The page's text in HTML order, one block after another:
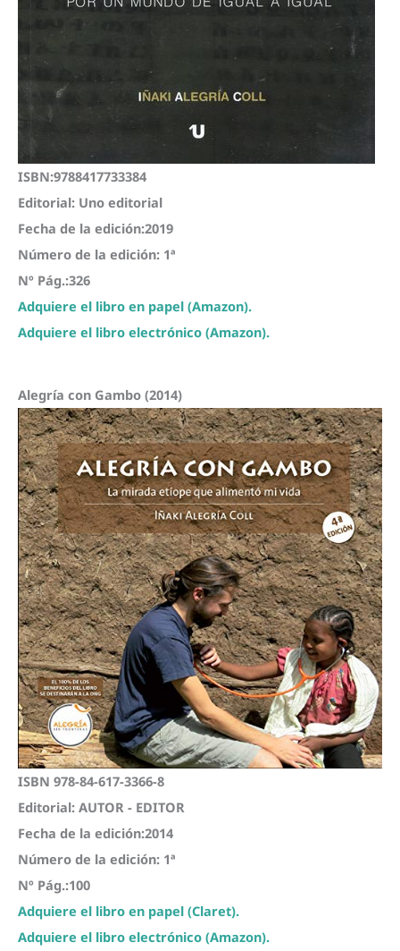
ISBN:9788417733384
Editorial: Uno editorial
Fecha de la edición:2019
Número de la edición: 1ª
Nº Pág.:326
Adquiere el libro en papel (Amazon).
Adquiere el libro electrónico (Amazon).
Alegría con Gambo (2014)
ISBN 978-84-617-3366-8
Editorial: AUTOR - EDITOR
Fecha de la edición:2014
Número de la edición: 1ª
Nº Pág.:100
Adquiere el libro en papel (Claret).
Adquiere el libro electrónico (Amazon).